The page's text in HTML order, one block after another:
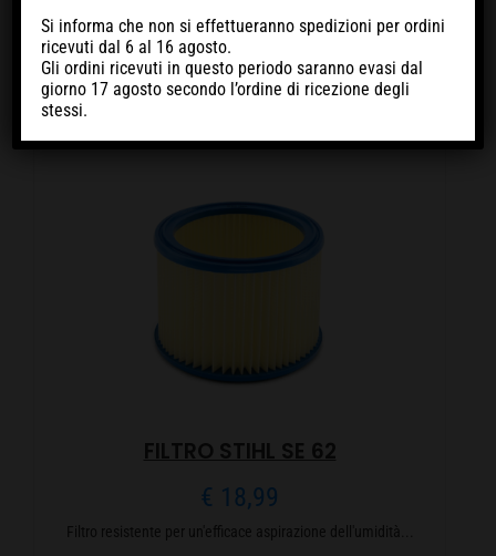
FILTRO STIHL SE 62
€ 18,99
Filtro resistente per un'efficace aspirazione dell'umidità...
Si informa che non si effettueranno spedizioni per ordini
ricevutidal 6 al 16 agosto.
Gli ordini ricevuti in questo periodosaranno evasi dal
giorno 17 agosto secondo l’ordine di ricezione degli
stessi.